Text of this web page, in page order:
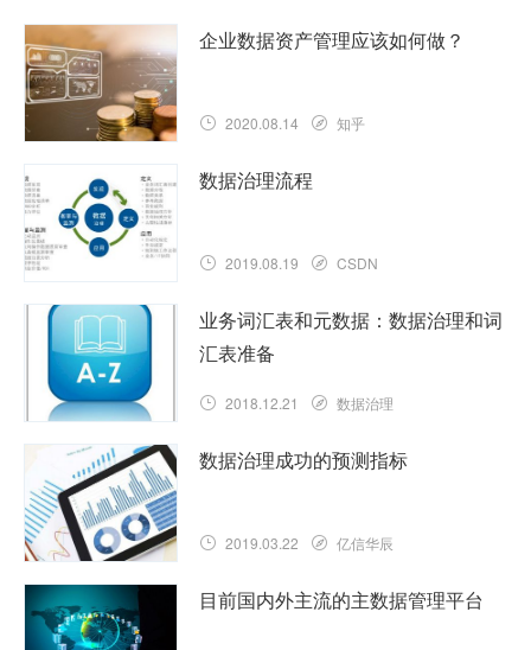
企业数据资产管理应该如何做？
2020.08.14 知乎
数据治理流程
2019.08.19 CSDN
业务词汇表和元数据：数据治理和词
汇表准备
2018.12.21 数据治理
数据治理成功的预测指标
2019.03.22 亿信华辰
目前国内外主流的主数据管理平台